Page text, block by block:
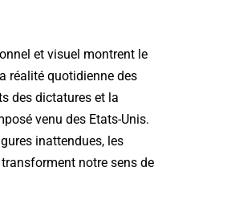
et visuel montrent le
réalité quotidienne des
des dictatures et la
venu des Etats-Unis.
inattendues, les
notre sens de